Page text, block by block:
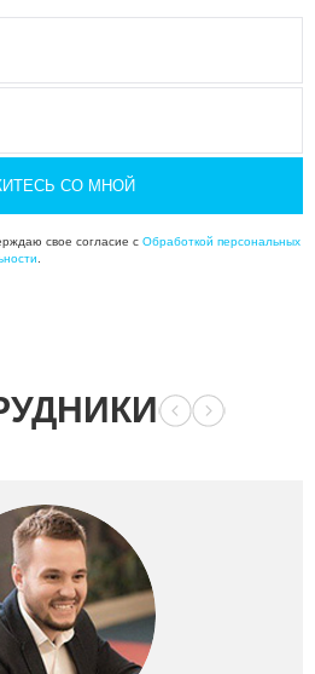
СО МНОЙ
свое согласие с Обработкой персональных
.